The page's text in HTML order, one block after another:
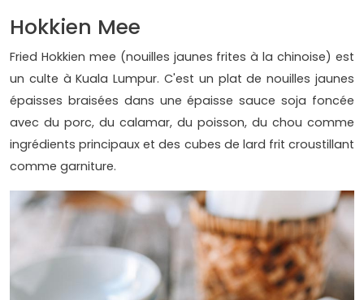
Hokkien Mee
Fried Hokkien mee (nouilles jaunes frites à la chinoise) est
un culte à Kuala Lumpur. C'est un plat de nouilles jaunes
épaisses braisées dans une épaisse sauce soja foncée
avec du porc, du calamar, du poisson, du chou comme
ingrédients principaux et des cubes de lard frit croustillant
comme garniture.